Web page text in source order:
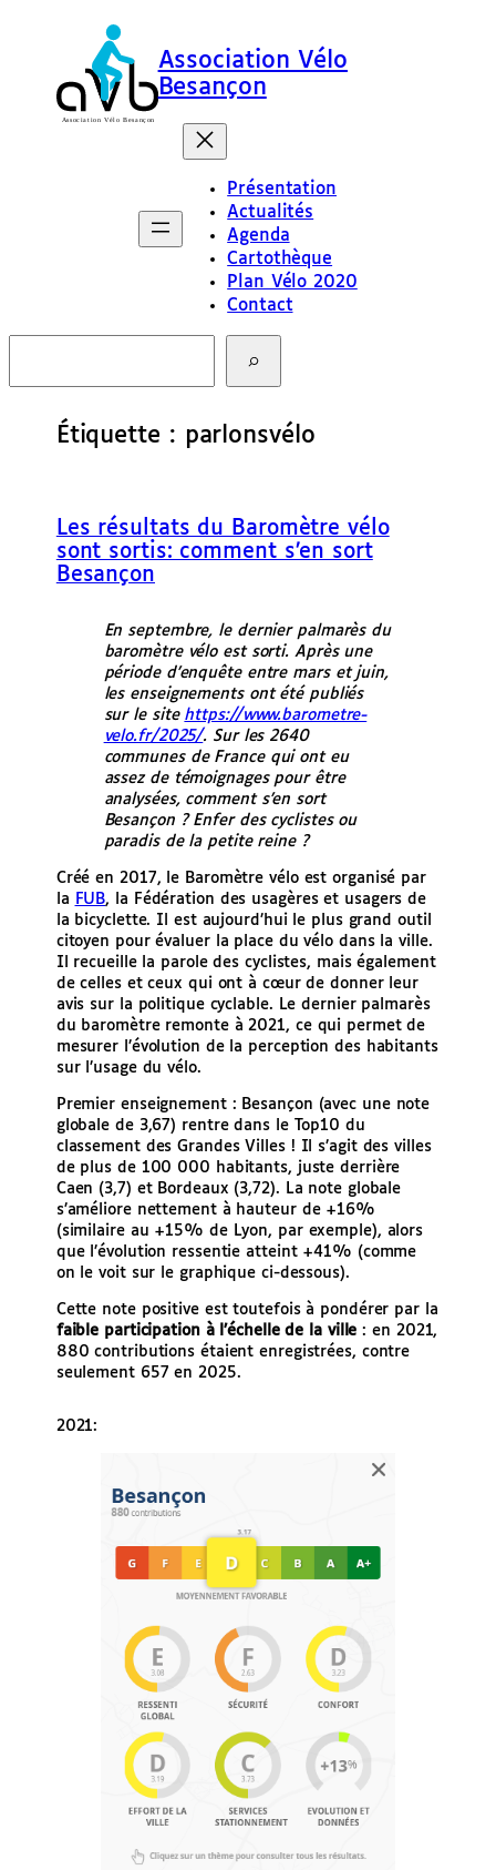
Association Vélo
Besançon
Présentation
Actualités
Agenda
Cartothèque
Plan Vélo 2020
Contact
c
Étiquette : parlonsvélo
Les résultats du Baromètre vélo
sont sortis: comment s’en sort
Besançon
En septembre, le dernier palmarès du
baromètre vélo est sorti. Après une
période d’enquête entre mars et juin,
les enseignements ont été publiés
sur le site https://www.barometre-
velo.fr/2025/. Sur les 2640
communes de France qui ont eu
assez de témoignages pour être
analysées, comment s’en sort
Besançon ? Enfer des cyclistes ou
paradis de la petite reine ?
Créé en 2017, le Baromètre vélo est organisé par
la
FUB, la Fédération des usagères et usagers de
la bicyclette. Il est aujourd’hui le plus grand outil
citoyen pour évaluer la place du vélo dans la ville.
Il recueille la parole des cyclistes, mais également
de celles et ceux qui ont à cœur de donner leur
avis sur la politique cyclable. Le dernier palmarès
du baromètre remonte à 2021, ce qui permet de
mesurer l’évolution de la perception des habitants
sur l’usage du vélo.
Premier enseignement : Besançon (avec une note
globale de 3,67) rentre dans le Top10 du
classement des Grandes Villes ! Il s’agit des villes
de plus de 100 000 habitants, juste derrière
Caen (3,7) et Bordeaux (3,72). La note globale
s’améliore nettement à hauteur de +16%
(similaire au +15% de Lyon, par exemple), alors
que l’évolution ressentie atteint +41% (comme
on le voit sur le graphique ci-dessous).
Cette note positive est toutefois à pondérer par la
faible participation à l’échelle de la ville : en 2021,
880 contributions étaient enregistrées, contre
seulement 657 en 2025.
2021: